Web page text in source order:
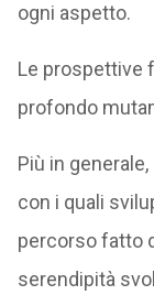
ogni aspetto.
Le prospettive
profondo
Più in
con i quali
percorso fatto
serendipità